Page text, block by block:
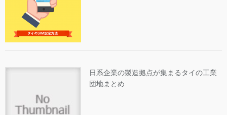
日系企業の製造拠点が集まるタイの工業
団地まとめ